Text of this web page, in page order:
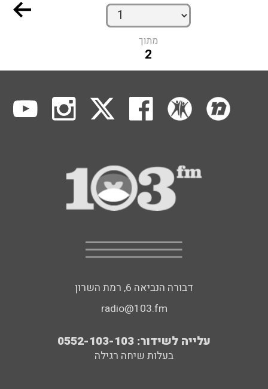
מתוך
2
דבורה הנביאה 6, רמת השרון
radio@103.fm
עלייה לשידור: 0552-103-103
בעלות שיחה רגילה